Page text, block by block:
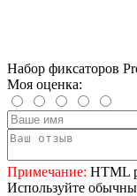
Набор фиксаторов
Моя оценка:
Примечание: HTML
Используйте